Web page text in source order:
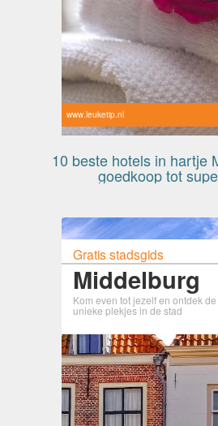
www.leuketip.nl
10 beste hotels in hartje
goedkoop tot
Gratis stadsgids
Middelburg
Kom even tot jezelf en ontdek de
unieke plekjes in de stad